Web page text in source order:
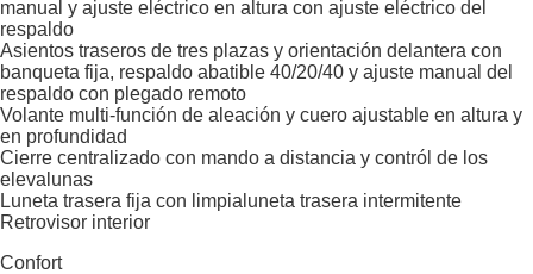
manual y ajuste eléctrico en altura con ajuste eléctrico del
respaldo
Asientos traseros de tres plazas y orientación delantera con
banqueta fija, respaldo abatible 40/20/40 y ajuste manual del
respaldo con plegado remoto
Volante multi-función de aleación y cuero ajustable en altura y
en profundidad
Cierre centralizado con mando a distancia y contról de los
elevalunas
Luneta trasera fija con limpialuneta trasera intermitente
Retrovisor interior
Confort